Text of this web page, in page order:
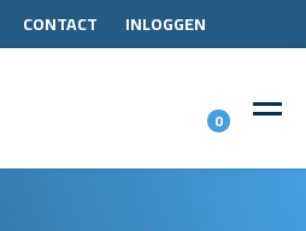
CONTACT INLOGGEN
0